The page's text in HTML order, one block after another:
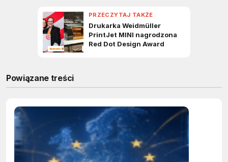
Powiązane treści